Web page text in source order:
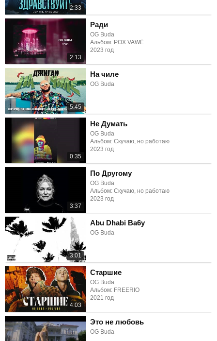
2:33
2:13
Ради
OG Buda
Альбом: POX VAWË
2023 год
5:45
На чиле
OG Buda
0:35
Не Думать
OG Buda
Альбом: Скучаю, но работаю
2023 год
3:37
По Другому
OG Buda
Альбом: Скучаю, но работаю
2023 год
3:01
Abu Dhabi Ba6y
OG Buda
4:03
Старшие
OG Buda
Альбом: FREERIO
2021 год
Это не любовь
OG Buda